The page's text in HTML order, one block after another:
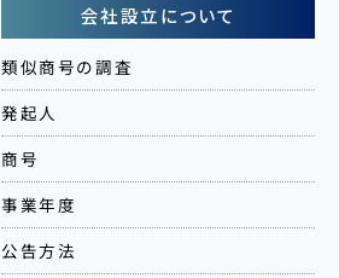
会社設立について
類似商号の調査
発起人
商号
事業年度
公告方法